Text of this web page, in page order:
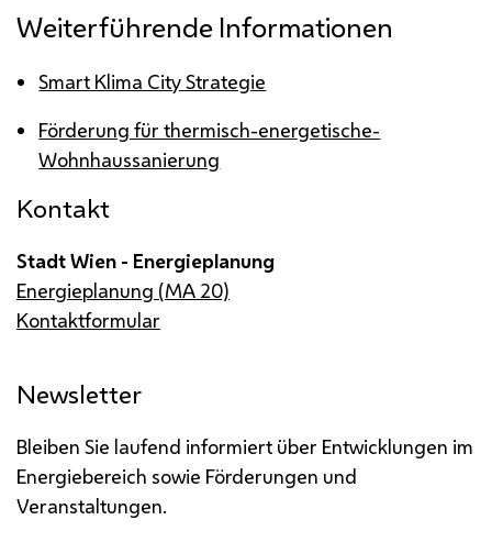
Weiterführende Informationen
Smart Klima City Strategie
Förderung für thermisch-energetische-
Wohnhaussanierung
Kontakt
Stadt Wien - Energieplanung
Energieplanung (MA 20)
Kontaktformular
Newsletter
Bleiben Sie laufend informiert über Entwicklungen im
Energiebereich sowie Förderungen und
Veranstaltungen.